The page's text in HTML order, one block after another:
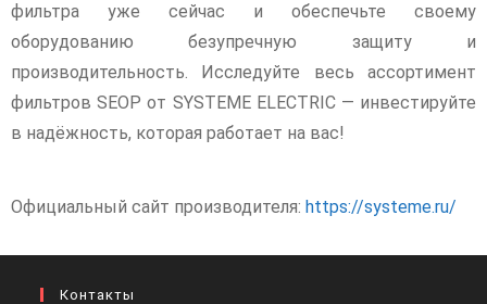
фильтра уже сейчас и обеспечьте своему
оборудованию безупречную защиту и
производительность. Исследуйте весь ассортимент
фильтров SEOP от SYSTEME ELECTRIC — инвестируйте
в надёжность, которая работает на вас!
Официальный сайт производителя: https://systeme.ru/
Контакты